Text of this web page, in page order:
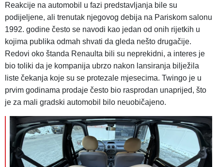
Reakcije na automobil u fazi predstavljanja bile su
podijeljene, ali trenutak njegovog debija na Pariskom salonu
1992. godine često se navodi kao jedan od onih rijetkih u
kojima publika odmah shvati da gleda nešto drugačije.
Redovi oko štanda Renaulta bili su neprekidni, a interes je
bio toliki da je kompanija ubrzo nakon lansiranja bilježila
liste čekanja koje su se protezale mjesecima. Twingo je u
prvim godinama prodaje često bio rasprodan unaprijed, što
je za mali gradski automobil bilo neuobičajeno.